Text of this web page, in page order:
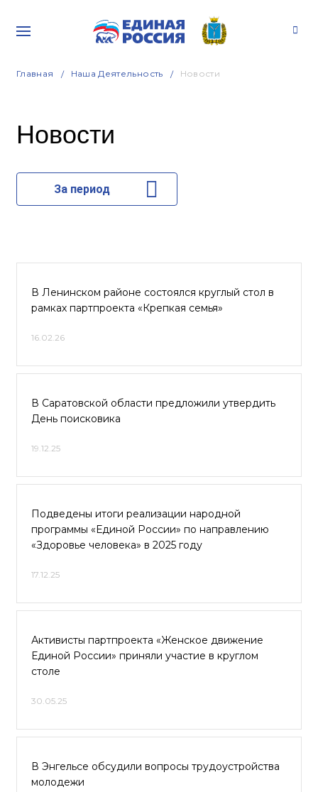
Главная Наша Деятельность Новости
Новости
За период
В Ленинском районе состоялся круглый стол в
рамках партпроекта «Крепкая семья»
16.02.26
В Саратовской области предложили утвердить
День поисковика
19.12.25
Подведены итоги реализации народной
программы «Единой России» по направлению
«Здоровье человека» в 2025 году
17.12.25
Активисты партпроекта «Женское движение
Единой России» приняли участие в круглом
столе
30.05.25
В Энгельсе обсудили вопросы трудоустройства
молодежи